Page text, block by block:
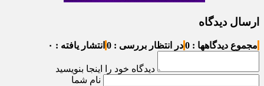
ارسال دیدگاه
مجموع دیدگاهها : 0 در انتظار بررسی : 0 انتشار یافته : ۰
دیدگاه خود را اینجا بنویسید
نام شما